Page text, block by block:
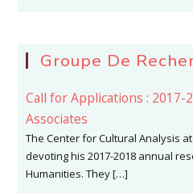
Groupe De
Call for Applications : 2017-
Associates
The Center for Cultural Analysis
devoting his 2017-2018 annual
Humanities. They […]